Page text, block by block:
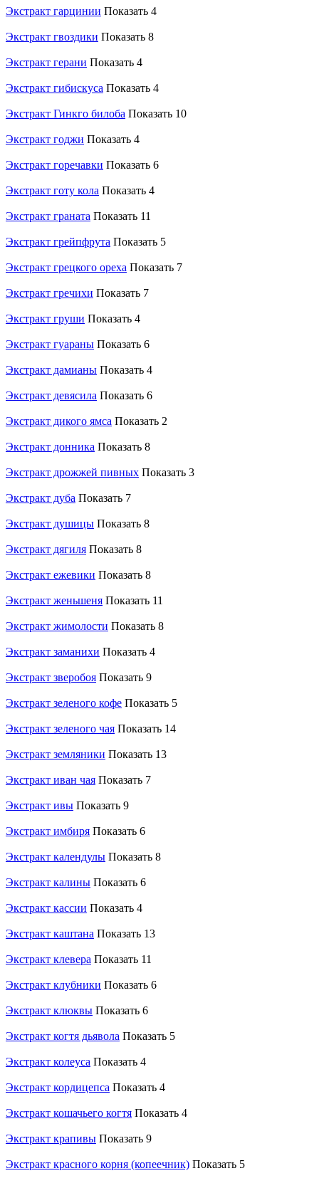
Экстракт гарцинии Показать 4
Экстракт гвоздики Показать 8
Экстракт герани Показать 4
Экстракт гибискуса Показать 4
Экстракт Гинкго билоба Показать 10
Экстракт годжи Показать 4
Экстракт горечавки Показать 6
Экстракт готу кола Показать 4
Экстракт граната Показать 11
Экстракт грейпфрута Показать 5
Экстракт грецкого ореха Показать 7
Экстракт гречихи Показать 7
Экстракт груши Показать 4
Экстракт гуараны Показать 6
Экстракт дамианы Показать 4
Экстракт девясила Показать 6
Экстракт дикого ямса Показать 2
Экстракт донника Показать 8
Экстракт дрожжей пивных Показать 3
Экстракт дуба Показать 7
Экстракт душицы Показать 8
Экстракт дягиля Показать 8
Экстракт ежевики Показать 8
Экстракт женьшеня Показать 11
Экстракт жимолости Показать 8
Экстракт заманихи Показать 4
Экстракт зверобоя Показать 9
Экстракт зеленого кофе Показать 5
Экстракт зеленого чая Показать 14
Экстракт земляники Показать 13
Экстракт иван чая Показать 7
Экстракт ивы Показать 9
Экстракт имбиря Показать 6
Экстракт календулы Показать 8
Экстракт калины Показать 6
Экстракт кассии Показать 4
Экстракт каштана Показать 13
Экстракт клевера Показать 11
Экстракт клубники Показать 6
Экстракт клюквы Показать 6
Экстракт когтя дьявола Показать 5
Экстракт колеуса Показать 4
Экстракт кордицепса Показать 4
Экстракт кошачьего когтя Показать 4
Экстракт крапивы Показать 9
Экстракт красного корня (копеечник) Показать 5